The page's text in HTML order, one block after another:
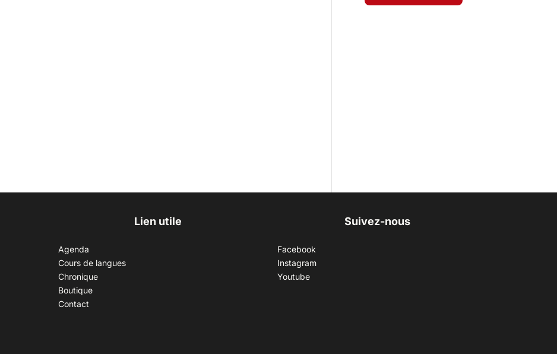
Lien utile
Agenda
Cours de langues
Chronique
Boutique
Contact
Suivez-nous
Facebook
Instagram
Youtube